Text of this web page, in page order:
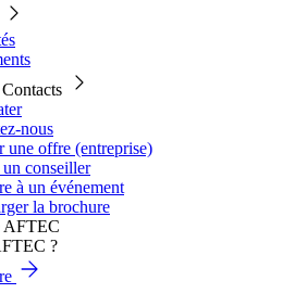
nous
une offre (entreprise)
un conseiller
à un événement
la brochure
?